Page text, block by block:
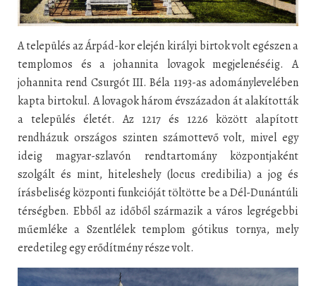
A település az Árpád-kor elején királyi birtok volt egészen a
templomos és a johannita lovagok megjelenéséig. A
johannita rend Csurgót III. Béla 1193-as adománylevelében
kapta birtokul. A lovagok három évszázadon át alakították
a település életét. Az 1217 és 1226 között alapított
rendházuk országos szinten számottevő volt, mivel egy
ideig magyar-szlavón rendtartomány központjaként
szolgált és mint, hiteleshely (locus credibilia) a jog és
írásbeliség központi funkcióját töltötte be a Dél-Dunántúli
térségben. Ebből az időből származik a város legrégebbi
műemléke a Szentlélek templom gótikus tornya, mely
eredetileg egy erődítmény része volt.